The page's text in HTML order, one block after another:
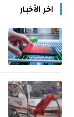
اخر الأخبار